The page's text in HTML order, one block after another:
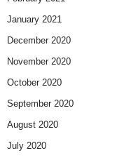
January 2021
December 2020
November 2020
October 2020
September 2020
August 2020
July 2020